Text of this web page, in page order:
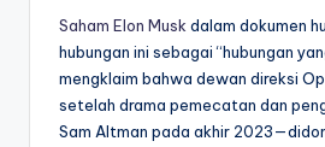
Saham Elon Musk dalam dokumen
hubungan ini sebagai “hubungan
mengklaim bahwa dewan direksi
setelah drama pemecatan dan
Sam Altman pada akhir